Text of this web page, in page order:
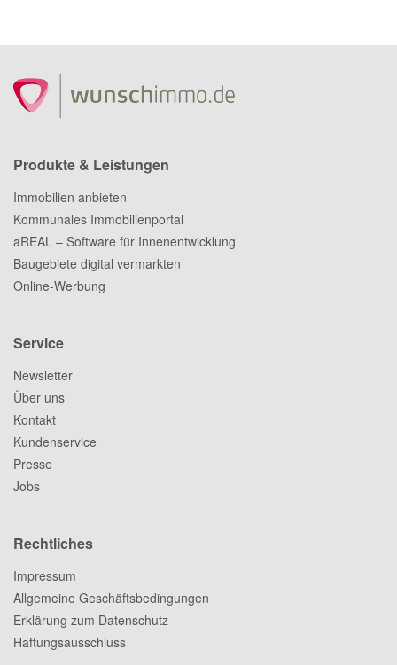
Produkte & Leistungen
Immobilien anbieten
Kommunales Immobilienportal
aREAL – Software für Innenentwicklung
Baugebiete digital vermarkten
Online-Werbung
Service
Newsletter
Über uns
Kontakt
Kundenservice
Presse
Jobs
Rechtliches
Impressum
Allgemeine Geschäftsbedingungen
Erklärung zum Datenschutz
Haftungsausschluss